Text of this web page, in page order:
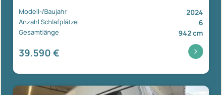
Modell-/Baujahr 2024
Anzahl Schlafplätze 6
Gesamtlänge 942 cm
39.590 €